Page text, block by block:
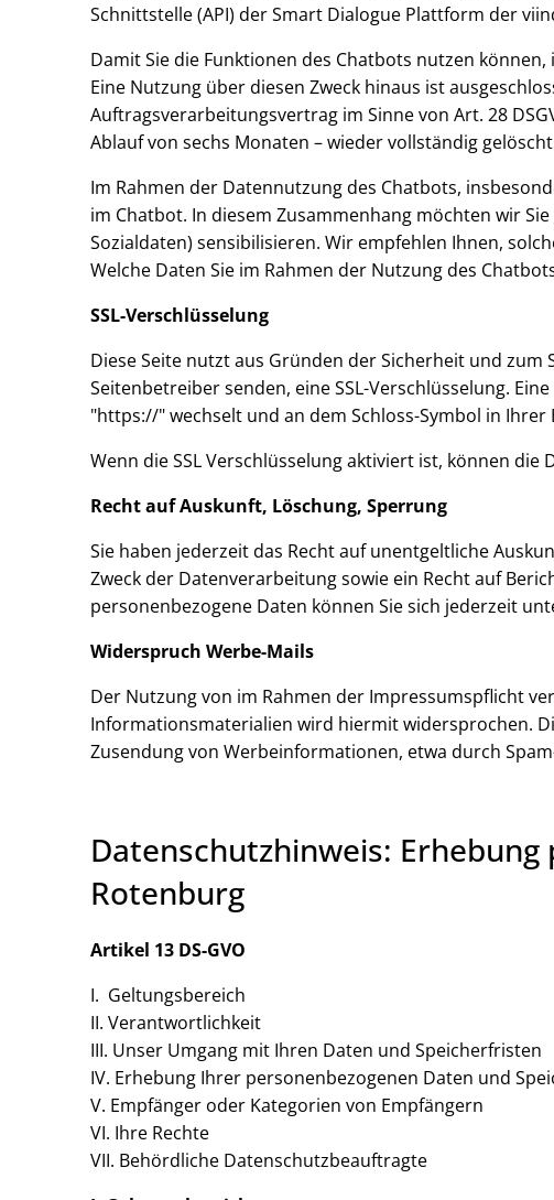
Schnittstelle (API) der Smart Dialogue Plattform der
Damit Sie die Funktionen des Chatbots nutzen
Eine Nutzung über diesen Zweck hinaus ist
Auftragsverarbeitungsvertrag im Sinne von Art. 28
Ablauf von sechs Monaten – wieder vollständig
Im Rahmen der Datennutzung des Chatbots,
im Chatbot. In diesem Zusammenhang möchten wir
Sozialdaten) sensibilisieren. Wir empfehlen Ihnen,
Welche Daten Sie im Rahmen der Nutzung des
SSL-Verschlüsselung
Diese Seite nutzt aus Gründen der Sicherheit und
Seitenbetreiber senden, eine SSL-Verschlüsselung.
"https://" wechselt und an dem Schloss-Symbol in Ihrer
Wenn die SSL Verschlüsselung aktiviert ist, können
Recht auf Auskunft, Löschung, Sperrung
Sie haben jederzeit das Recht auf unentgeltliche
Zweck der Datenverarbeitung sowie ein Recht auf
personenbezogene Daten können Sie sich jederzeit
Widerspruch Werbe-Mails
Der Nutzung von im Rahmen der Impressumspflicht
Informationsmaterialien wird hiermit widersprochen.
Zusendung von Werbeinformationen, etwa durch
Datenschutzhinweis:
Rotenburg
Artikel 13 DS-GVO
I. Geltungsbereich
II. Verantwortlichkeit
III. Unser Umgang mit Ihren Daten und Speicherfristen
IV. Erhebung Ihrer personenbezogenen Daten und
V. Empfänger oder Kategorien von Empfängern
VI. Ihre Rechte
VII. Behördliche Datenschutzbeauftragte